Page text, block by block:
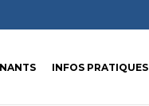
INFOS PRATIQUES